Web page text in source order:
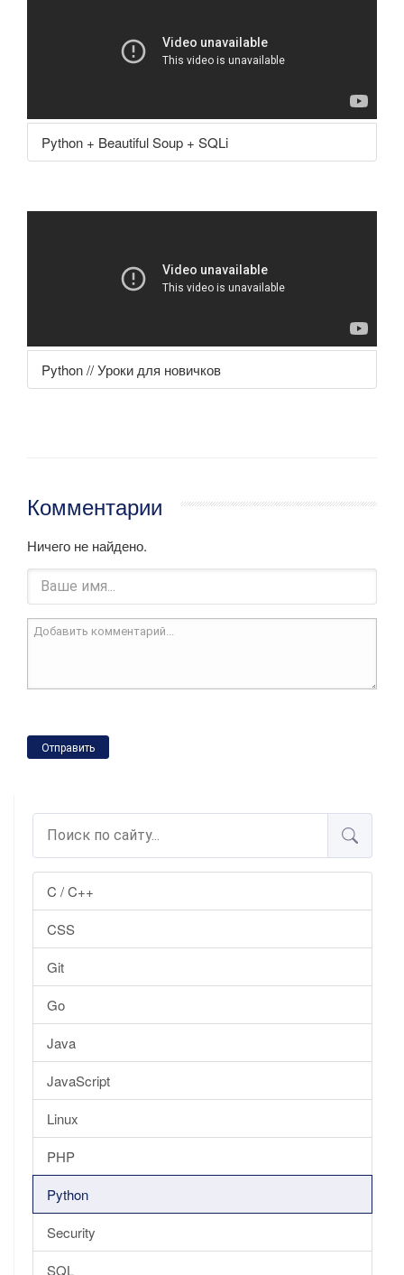
C / C++
CSS
Git
Go
Java
JavaScript
Linux
PHP
Python
Security
SQL
Python + Beautiful Soup + SQLi
Python // Уроки для новичков
Комментарии
Ничего не найдено.
Отправить